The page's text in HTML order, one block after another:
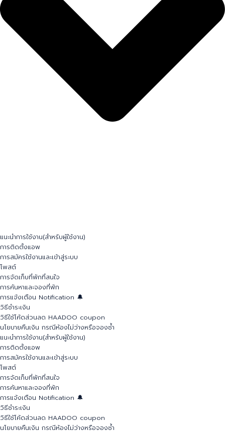
แนะนำการใช้งาน(สำหรับผู้ใช้งาน)
การติดตั้งแอพ
การสมัครใช้งานและเข้าสู่ระบบ
โพสต์
การจัดเก็บที่พักที่สนใจ
การค้นหาและจองที่พัก
การแจ้งเตือน Notification 🔔
วิธีชำระเงิน
วิธีใช้โค้ดส่วนลด HAADOO coupon
นโยบายคืนเงิน กรณีห้องไม่ว่างหรือจองซ้ำ
แนะนำการใช้งาน(สำหรับผู้ใช้งาน)
การติดตั้งแอพ
การสมัครใช้งานและเข้าสู่ระบบ
โพสต์
การจัดเก็บที่พักที่สนใจ
การค้นหาและจองที่พัก
การแจ้งเตือน Notification 🔔
วิธีชำระเงิน
วิธีใช้โค้ดส่วนลด HAADOO coupon
นโยบายคืนเงิน กรณีห้องไม่ว่างหรือจองซ้ำ